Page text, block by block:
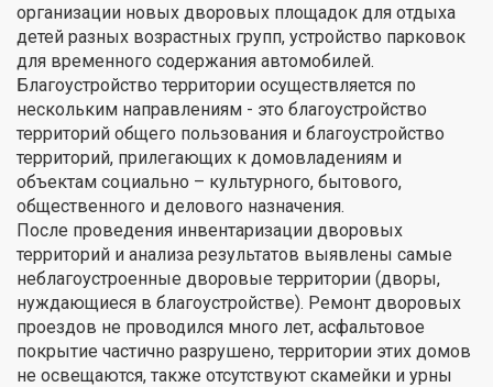
организации новых дворовых площадок для отдыха
детей разных возрастных групп, устройство парковок
для временного содержания автомобилей.
Благоустройство территории осуществляется по
нескольким направлениям - это благоустройство
территорий общего пользования и благоустройство
территорий, прилегающих к домовладениям и
объектам социально – культурного, бытового,
общественного и делового назначения.
После проведения инвентаризации дворовых
территорий и анализа результатов выявлены самые
неблагоустроенные дворовые территории (дворы,
нуждающиеся в благоустройстве). Ремонт дворовых
проездов не проводился много лет, асфальтовое
покрытие частично разрушено, территории этих домов
не освещаются, также отсутствуют скамейки и урны